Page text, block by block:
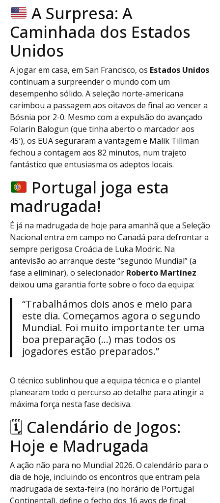
A Surpresa: A
Caminhada dos Estados
Unidos
A jogar em casa, em San Francisco, os Estados Unidos
continuam a surpreender o mundo com um
desempenho sólido. A seleção norte-americana
carimbou a passagem aos oitavos de final ao vencer a
Bósnia por 2-0. Mesmo com a expulsão do avançado
Folarin Balogun (que tinha aberto o marcador aos
45′), os EUA seguraram a vantagem e Malik Tillman
fechou a contagem aos 82 minutos, num trajeto
fantástico que entusiasma os adeptos locais.
Portugal joga esta
madrugada!
É já na madrugada de hoje para amanhã que a Seleção
Nacional entra em campo no Canadá para defrontar a
sempre perigosa Croácia de Luka Modric. Na
antevisão ao arranque deste “segundo Mundial” (a
fase a eliminar), o selecionador Roberto Martínez
deixou uma garantia forte sobre o foco da equipa:
“Trabalhámos dois anos e meio para
este dia. Começamos agora o segundo
Mundial. Foi muito importante ter uma
boa preparação (…) mas todos os
jogadores estão preparados.”
O técnico sublinhou que a equipa técnica e o plantel
planearam todo o percurso ao detalhe para atingir a
máxima força nesta fase decisiva.
🗓️ Calendário de Jogos:
Hoje e Madrugada
A ação não para no Mundial 2026. O calendário para o
dia de hoje, incluindo os encontros que entram pela
madrugada de sexta-feira (no horário de Portugal
Continental), define o fecho dos 16 avos de final: